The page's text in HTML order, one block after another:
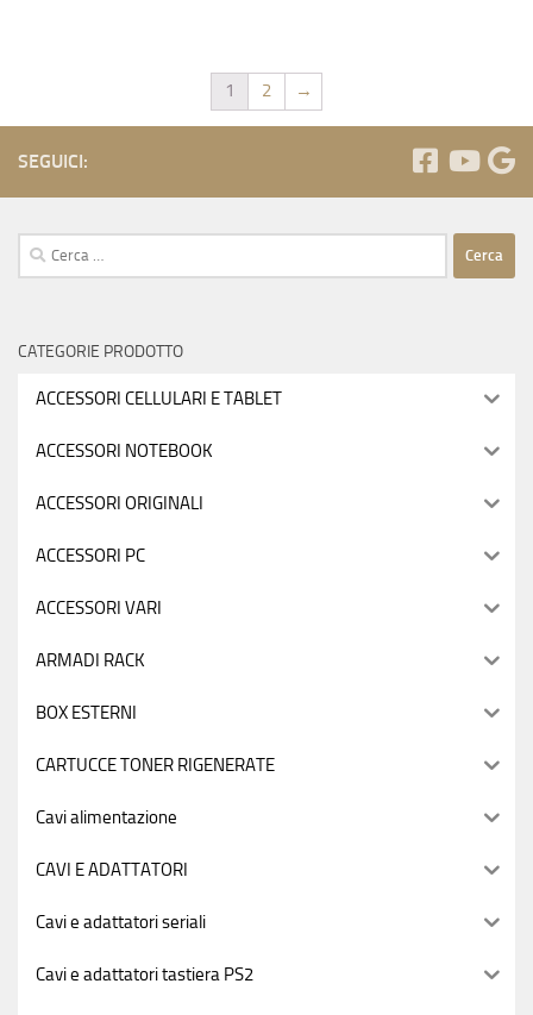
1 2 →
SEGUICI:
Ricerca
per:
CATEGORIE PRODOTTO
ACCESSORI CELLULARI E TABLET
ACCESSORI NOTEBOOK
ACCESSORI ORIGINALI
ACCESSORI PC
ACCESSORI VARI
ARMADI RACK
BOX ESTERNI
CARTUCCE TONER RIGENERATE
Cavi alimentazione
CAVI E ADATTATORI
Cavi e adattatori seriali
Cavi e adattatori tastiera PS2